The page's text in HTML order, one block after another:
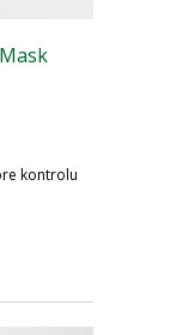
kontrolu